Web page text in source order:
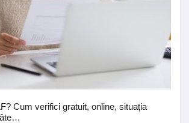
Cum verifici gratuit, online, situația